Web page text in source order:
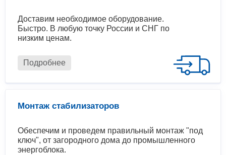
Доставим необходимое оборудование.
Быстро. В любую точку России и СНГ по
низким ценам.
Подробнее
Монтаж стабилизаторов
Обеспечим и проведем правильный монтаж "под
ключ", от загородного дома до промышленного
энергоблока.